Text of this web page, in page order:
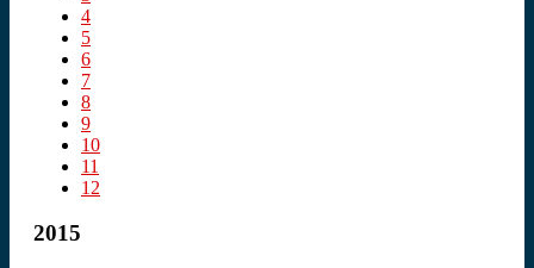
4
5
6
7
8
9
10
11
12
2015